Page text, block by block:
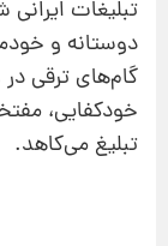
تبلیغات
دوستانه و
گام‌های ترقی
خودکفایی،
تبلیغ می‌کاهد.